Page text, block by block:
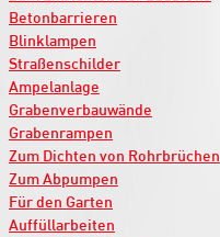
Betonbarrieren
Blinklampen
Straßenschilder
Ampelanlage
Grabenverbauwände
Grabenrampen
Zum Dichten von Rohrbrüchen
Zum Abpumpen
Für den Garten
Auffüllarbeiten